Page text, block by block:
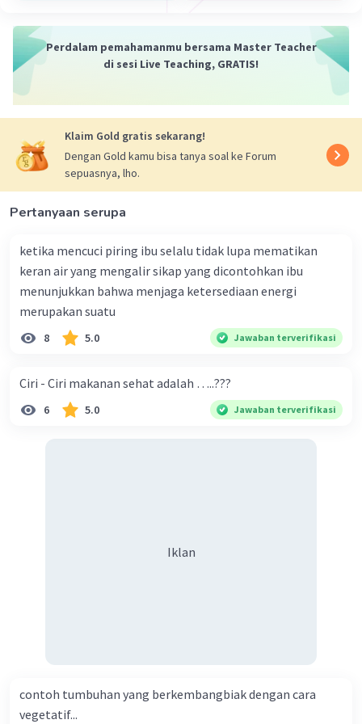
Perdalam pemahamanmu bersama Master Teacher
di sesi Live Teaching, GRATIS!
Klaim Gold gratis sekarang!
Dengan Gold kamu bisa tanya soal ke Forum
sepuasnya, lho.
Pertanyaan serupa
ketika mencuci piring ibu selalu tidak lupa mematikan
keran air yang mengalir sikap yang dicontohkan ibu
menunjukkan bahwa menjaga ketersediaan energi
merupakan suatu
8 5.0 Jawaban terverifikasi
Ciri - Ciri makanan sehat adalah …..???
6 5.0 Jawaban terverifikasi
Iklan
contoh tumbuhan yang berkembangbiak dengan cara
vegetatif...